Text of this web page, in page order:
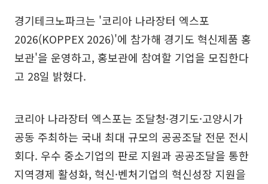
경기테크노파크는 '코리아 나라장터 엑스포
2026(KOPPEX 2026)'에 참가해 경기도 혁신제품 홍
보관'을 운영하고, 홍보관에 참여할 기업을 모집한다
고 28일 밝혔다.
코리아 나라장터 엑스포는 조달청·경기도·고양시가
공동 주최하는 국내 최대 규모의 공공조달 전문 전시
회다. 우수 중소기업의 판로 지원과 공공조달을 통한
지역경제 활성화, 혁신·벤처기업의 혁신성장 지원을